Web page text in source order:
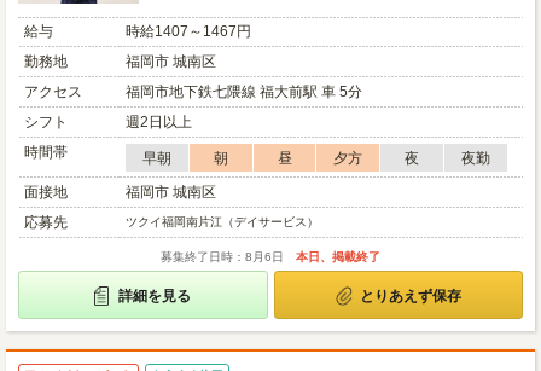
給与
時給1407～1467円
勤務地
福岡市 城南区
アクセス
福岡市地下鉄七隈線 福大前駅 車 5分
シフト
週2日以上
時間帯
早朝 朝 昼 夕方 夜
夜勤
面接地
福岡市 城南区
応募先
ツクイ福岡南片江（デイサービス）
募集終了日時：8月6日 本日、掲載終了
詳細を見る とりあえず保存